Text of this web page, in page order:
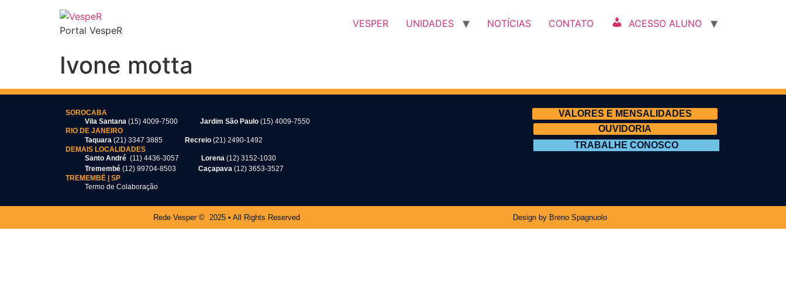
Portal VespeR
VESPER UNIDADES NOTÍCIAS CONTATO ACESSO ALUNO
Ivone motta
SOROCABA
Vila Santana (15) 4009-7500 Jardim São Paulo (15) 4009-7550
RIO DE JANEIRO
Taquara (21) 3347 3885 Recreio (21) 2490-1492
DEMAIS LOCALIDADES
Santo André (11) 4436-3057 Lorena (12) 3152-1030
Tremembé (12) 99704-8503 Caçapava (12) 3653-3527
TREMEMBÉ | SP
Termo de Colaboração
VALORES E MENSALIDADES
OUVIDORIA
TRABALHE CONOSCO
Rede Vesper © 2025 • All Rights Reserved Design by Breno Spagnuolo